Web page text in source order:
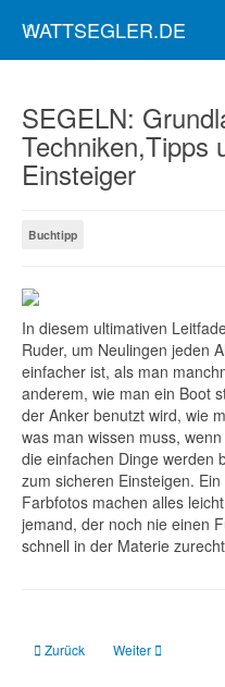
WATTSEGLER.DE
SEGELN:
Techniken,Tipps
Einsteiger
Buchtipp
In diesem ultimativen
Ruder, um Neulingen jeden
einfacher ist, als man
anderem, wie man ein Boot
der Anker benutzt wird, wie
was man wissen muss,
die einfachen Dinge werden
zum sicheren Einsteigen.
Farbfotos machen alles
jemand, der noch nie einen
schnell in der Materie
Vorheriger Beitrag:
Zurück Nächster Beitrag:
Weiter